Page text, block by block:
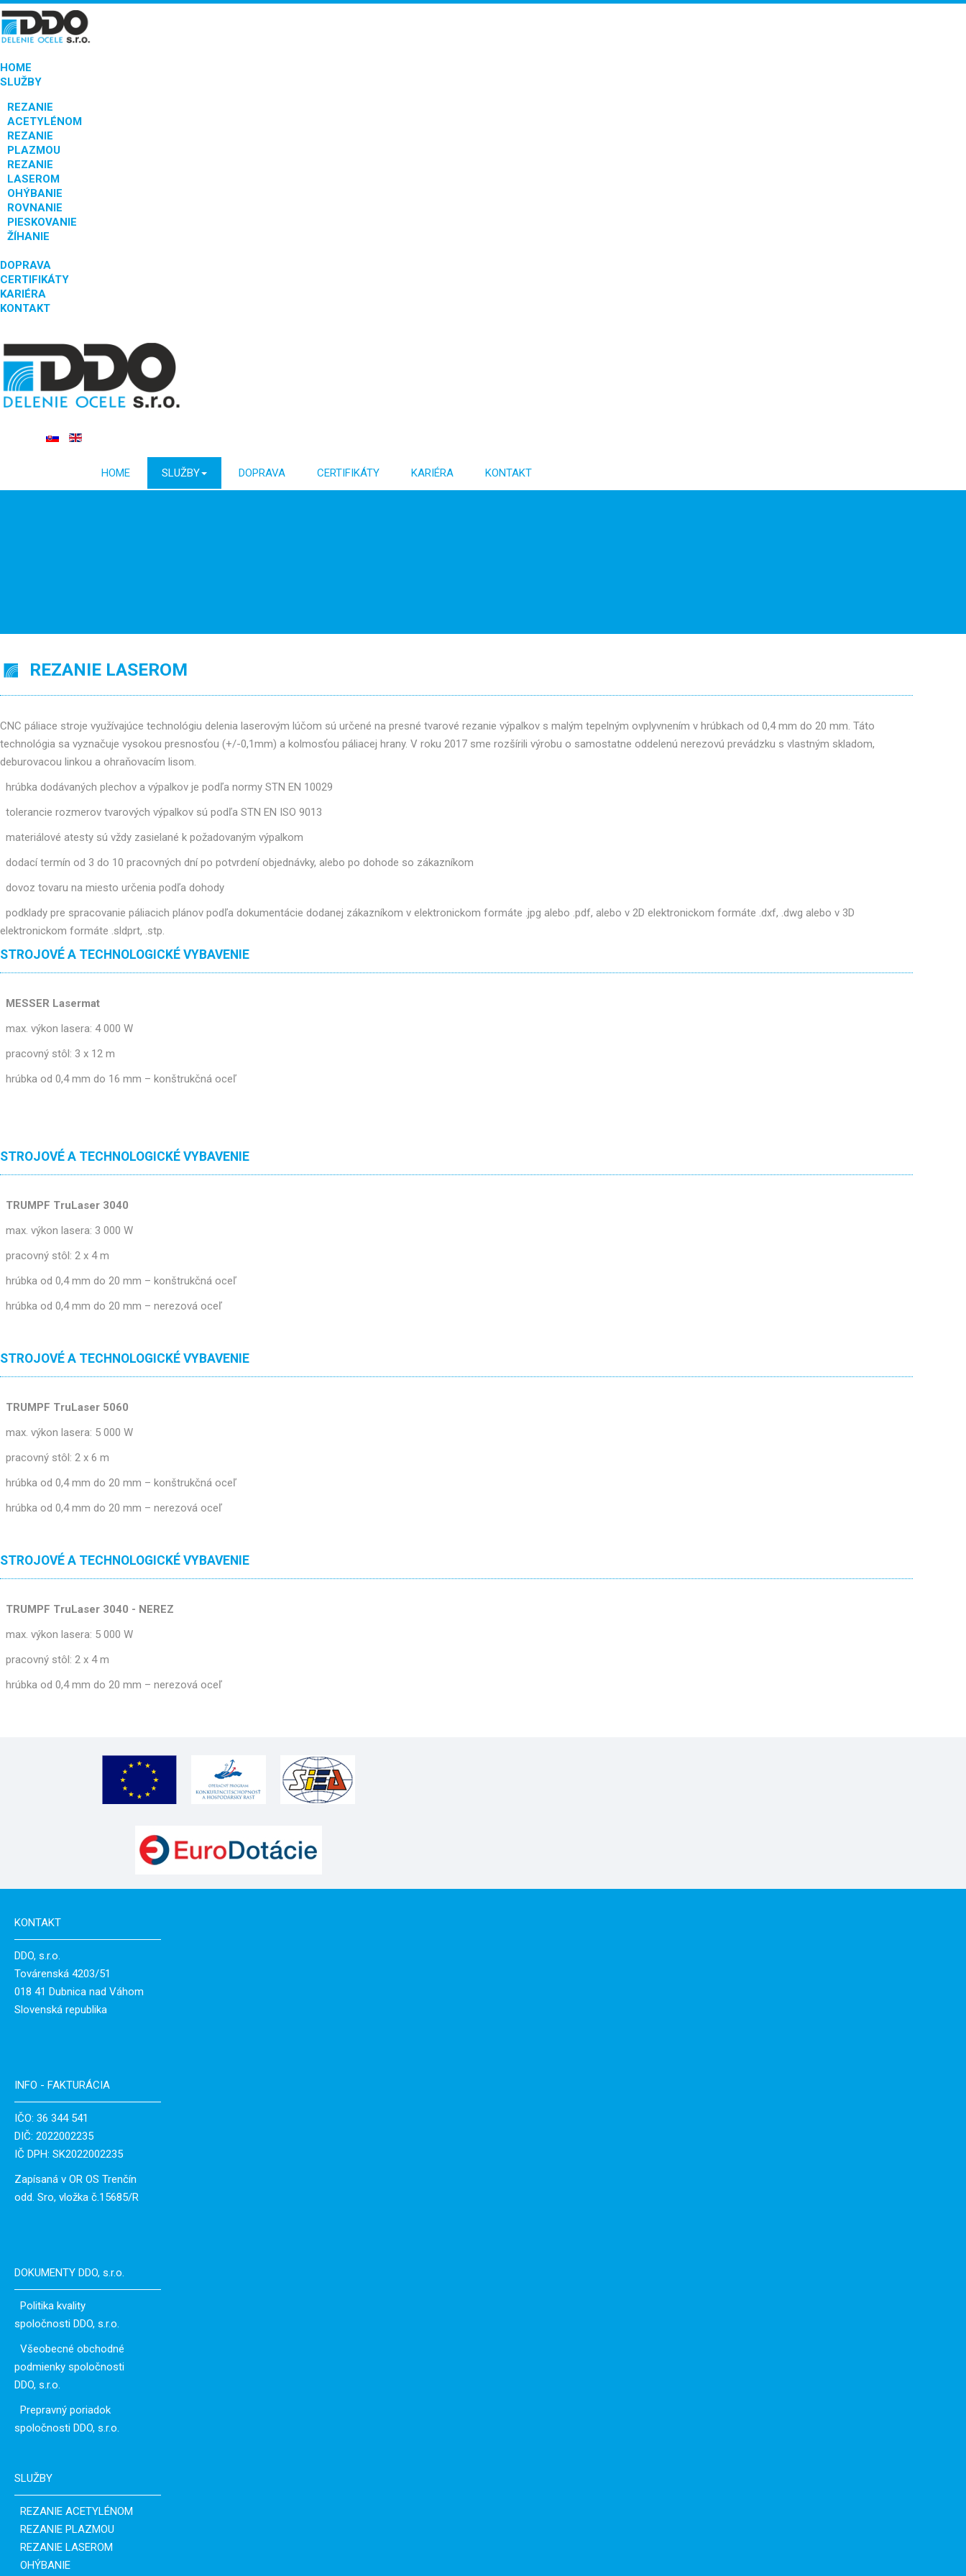
HOME
SLUŽBY
REZANIE
ACETYLÉNOM
REZANIE
PLAZMOU
REZANIE
LASEROM
OHÝBANIE
ROVNANIE
PIESKOVANIE
ŽÍHANIE
DOPRAVA
CERTIFIKÁTY
KARIÉRA
KONTAKT
HOME SLUŽBY DOPRAVA CERTIFIKÁTY KARIÉRA KONTAKT
REZANIE LASEROM
CNC páliace stroje využívajúce technológiu delenia laserovým lúčom sú určené na presné tvarové rezanie výpalkov s malým tepelným ovplyvnením v hrúbkach od 0,4 mm do 20 mm. Táto
technológia sa vyznačuje vysokou presnosťou (+/-0,1mm) a kolmosťou páliacej hrany. V roku 2017 sme rozšírili výrobu o samostatne oddelenú nerezovú prevádzku s vlastným skladom,
deburovacou linkou a ohraňovacím lisom.
hrúbka dodávaných plechov a výpalkov je podľa normy STN EN 10029
tolerancie rozmerov tvarových výpalkov sú podľa STN EN ISO 9013
materiálové atesty sú vždy zasielané k požadovaným výpalkom
dodací termín od 3 do 10 pracovných dní po potvrdení objednávky, alebo po dohode so zákazníkom
dovoz tovaru na miesto určenia podľa dohody
podklady pre spracovanie páliacich plánov podľa dokumentácie dodanej zákazníkom v elektronickom formáte .jpg alebo .pdf, alebo v 2D elektronickom formáte .dxf, .dwg alebo v 3D
elektronickom formáte .sldprt, .stp.
STROJOVÉ A TECHNOLOGICKÉ VYBAVENIE
MESSER Lasermat
max. výkon lasera: 4 000 W
pracovný stôl: 3 x 12 m
hrúbka od 0,4 mm do 16 mm – konštrukčná oceľ
STROJOVÉ A TECHNOLOGICKÉ VYBAVENIE
TRUMPF TruLaser 3040
max. výkon lasera: 3 000 W
pracovný stôl: 2 x 4 m
hrúbka od 0,4 mm do 20 mm – konštrukčná oceľ
hrúbka od 0,4 mm do 20 mm – nerezová oceľ
STROJOVÉ A TECHNOLOGICKÉ VYBAVENIE
TRUMPF TruLaser 5060
max. výkon lasera: 5 000 W
pracovný stôl: 2 x 6 m
hrúbka od 0,4 mm do 20 mm – konštrukčná oceľ
hrúbka od 0,4 mm do 20 mm – nerezová oceľ
STROJOVÉ A TECHNOLOGICKÉ VYBAVENIE
TRUMPF TruLaser 3040 - NEREZ
max. výkon lasera: 5 000 W
pracovný stôl: 2 x 4 m
hrúbka od 0,4 mm do 20 mm – nerezová oceľ
KONTAKT
DDO, s.r.o.
Továrenská 4203/51
018 41 Dubnica nad Váhom
Slovenská republika
INFO - FAKTURÁCIA
IČO: 36 344 541
DIČ: 2022002235
IČ DPH: SK2022002235
Zapísaná v OR OS Trenčín
odd. Sro, vložka č.15685/R
DOKUMENTY DDO, s.r.o.
Politika kvality
spoločnosti DDO, s.r.o.
Všeobecné obchodné
podmienky spoločnosti
DDO, s.r.o.
Prepravný poriadok
spoločnosti DDO, s.r.o.
SLUŽBY
REZANIE ACETYLÉNOM
REZANIE PLAZMOU
REZANIE LASEROM
OHÝBANIE